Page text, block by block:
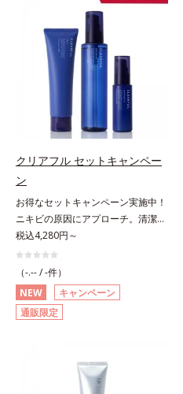
クとよくなじませます。※落ちにく
いメイクを落とす際は、乾いた手に
とり、メイクとしっかりなじませて
ください。3.メイクとなじんだら、
水またはぬるま湯でよく洗い流しま
す。4.その後、洗顔料で洗顔してく
ださい。
キメを整えて、リップの土台をつく
ります。乾燥や凹凸などの唇悩みを
解決(*1)する「リップトリートメン
ト成分(*2)」や、鮮やかな発色で、
均一な質感に整った唇にのせること
でより美しく色づく「クリアカラー
成分(*3)」を配合。さらに吐息や飲
み物の水分を取り込んでリップの密
着性を高める「ウォーターゲル成分
(*4）」で、マスクに色移りもしに
る *2 シリカ、酸化チタン、トリエ
トキシカプリリルシラン、アルニカ
花エキス＝唇にうるおいを与える効
果と、凹凸を補正して見せる効果を
併せ持つ成分*3 ダイマージリノー
ル酸ダイマージリノレイルビス（ベ
ヘニル/イソステアリル/フィトステ
リル）＝均一でムラのない鮮やかな
発色を叶える成分*4 ラウリルPEG‐
て密着性を向上させ色持ちを叶える
クリアフル セットキャンペー
ン
お得なセットキャンペーン実施中！
ニキビの原因にアプローチ。清潔な
垢抜け肌(*1)へ。「ニキビをくり返
してしまう」「毛穴目立ち(*2)が気
になる」「マスク生活であごや口ま
わりのニキビが気になる」というお
悩みに。くり返しニキビの根本原因
「肌のバリア機能の低下」と、肌悩
ンケアシリーズです。5種の和漢植
物由来成分とコラーゲンが肌をいた
税込4,280円～
（-.-- / -件）
NEW
キャンペーン
通販限定